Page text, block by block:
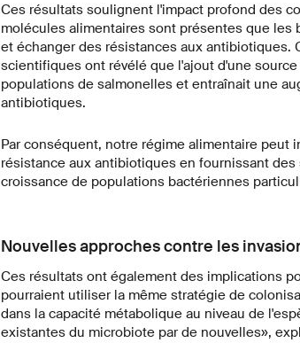
Ces résultats soulignent l'impact profond des
molécules alimentaires sont présentes que
et échanger des résistances aux antibiotiques.
scientifiques ont révélé que l'ajout d'une
populations de salmonelles et entraînait une
antibiotiques.
Par conséquent, notre régime alimentaire
résistance aux antibiotiques en fournissant
croissance de populations bactériennes
Nouvelles approches contre les
Ces résultats ont également des implications
pourraient utiliser la même stratégie de
dans la capacité métabolique au niveau de
existantes du microbiote par de nouvelles»,